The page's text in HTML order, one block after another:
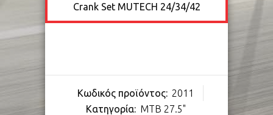
Crank Set MUTECH 24/34/42
Κωδικός προϊόντος: 2011
Κατηγορία: MTB 27.5"